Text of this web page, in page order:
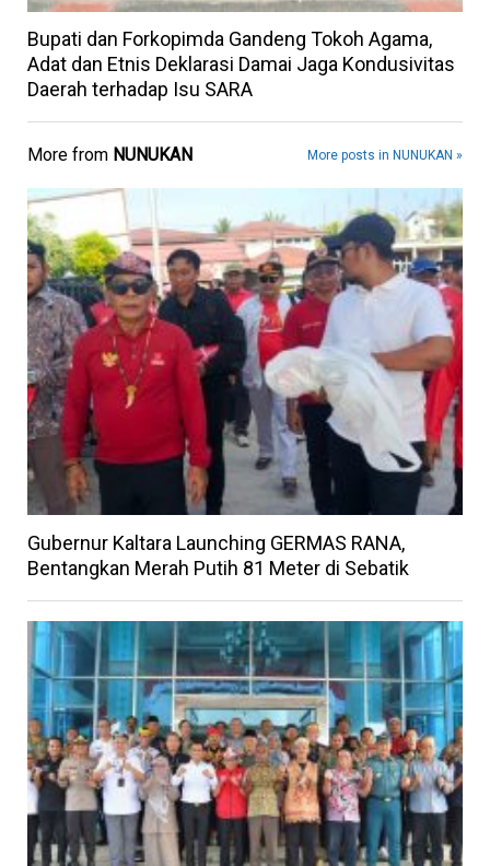
Bupati dan Forkopimda Gandeng Tokoh Agama,
Adat dan Etnis Deklarasi Damai Jaga Kondusivitas
Daerah terhadap Isu SARA
More from NUNUKAN More posts in NUNUKAN »
Gubernur Kaltara Launching GERMAS RANA,
Bentangkan Merah Putih 81 Meter di Sebatik